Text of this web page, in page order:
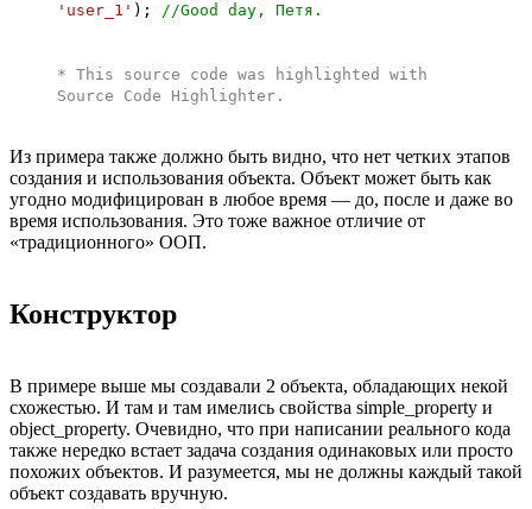
'user_1' ); //Good day, Петя.
* This source code was highlighted with
Source Code Highlighter .
Из примера также должно быть видно, что нет четких этапов
создания и использования объекта. Объект может быть как
угодно модифицирован в любое время — до, после и даже во
время использования. Это тоже важное отличие от
«традиционного» ООП.
Конструктор
В примере выше мы создавали 2 объекта, обладающих некой
схожестью. И там и там имелись свойства simple_property и
object_property. Очевидно, что при написании реального кода
также нередко встает задача создания одинаковых или просто
похожих объектов. И разумеется, мы не должны каждый такой
объект создавать вручную.